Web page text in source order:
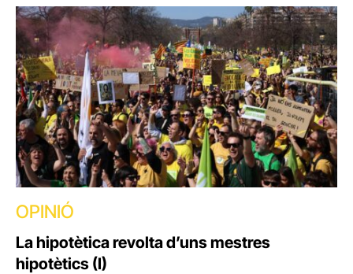
OPINIÓ
La hipotètica revolta d’uns mestres
hipotètics (I)